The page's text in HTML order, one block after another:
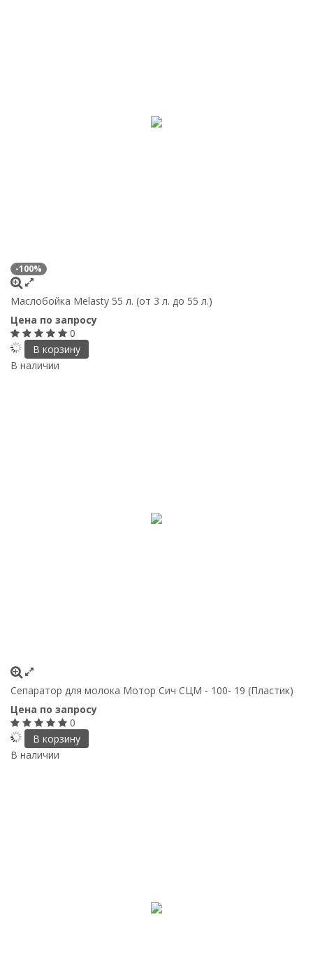
-100%
Маслобойка Melasty 55 л. (от 3 л. до 55 л.)
Цена по запросу
0
В корзину
В наличии
Сепаратор для молока Мотор Сич СЦМ - 100- 19 (Пластик)
Цена по запросу
0
В корзину
В наличии